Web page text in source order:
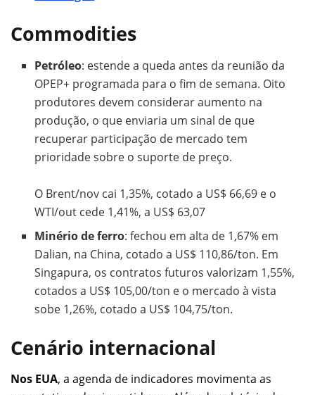
Commodities
Petróleo: estende a queda antes da reunião da
OPEP+ programada para o fim de semana. Oito
produtores devem considerar aumento na
produção, o que enviaria um sinal de que
recuperar participação de mercado tem
prioridade sobre o suporte de preço.
O Brent/nov cai 1,35%, cotado a US$ 66,69 e o
WTI/out cede 1,41%, a US$ 63,07
Minério de ferro: fechou em alta de 1,67% em
Dalian, na China, cotado a US$ 110,86/ton. Em
Singapura, os contratos futuros valorizam 1,55%,
cotados a US$ 105,00/ton e o mercado à vista
sobe 1,26%, cotado a US$ 104,75/ton.
Cenário internacional
Nos EUA, a agenda de indicadores movimenta as